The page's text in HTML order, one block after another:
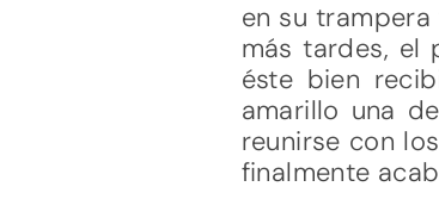
en su
más tardes, el
éste bien
amarillo una
reunirse con
finalmente